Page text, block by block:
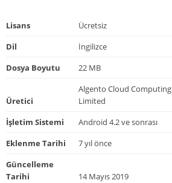
Lisans
Ücretsiz
Dil
İngilizce
Dosya Boyutu
22 MB
Üretici
Algento Cloud Computing
Limited
İşletim Sistemi
Android 4.2 ve sonrası
Eklenme Tarihi
7 yıl önce
Güncelleme
Tarihi
14 Mayıs 2019